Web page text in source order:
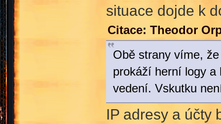
situace dojde k
Citace: Theodor
Obě strany víme,
prokáží herní logy a
vedení. Vskutku
IP adresy a účty